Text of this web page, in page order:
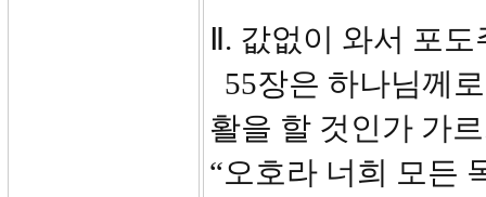
Ⅱ. 값없이 와서 포
55장은 하나님께
활을 할 것인가 가
“오호라 너희 모든